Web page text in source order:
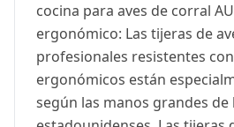
cocina para aves de corral
ergonómico: Las tijeras de
profesionales resistentes
ergonómicos están
según las manos grandes de